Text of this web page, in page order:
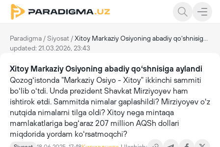
Paradigma /Siyosat /Xitoy Markaziy Osiyoning abadiy qoʻshnisiga aylandi
updated: 21.03.2026, 23:43
Xitoy Markaziy Osiyoning abadiy qoʻshnisiga aylandi
Qozogʻistonda "Markaziy Osiyo - Xitoy" ikkinchi sammiti
boʻlib oʻtdi. Unda prezident Shavkat Mirziyoyev ham
ishtirok etdi. Sammitda nimalar gaplashildi? Mirziyoyev oʻz
nutqida nimalarni tilga oldi? Xitoy nega mintaqa
mamlakatlariga begʻaraz 207 million AQSh dollari
miqdorida yordam koʻrsatmoqchi?